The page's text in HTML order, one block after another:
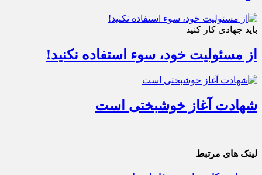
باید جهادی کار کنید
از مسئولیت خود، سوء استفاده نکنید!
شهادت آغاز خوشبختی است
لینک های مرتبط